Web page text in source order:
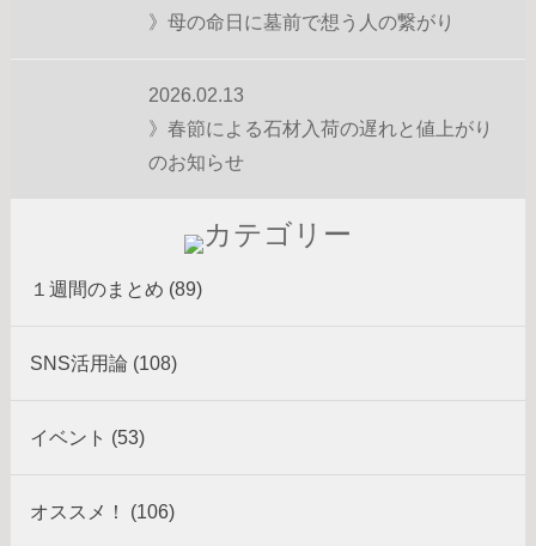
》母の命日に墓前で想う人の繋がり
2026.02.13
》春節による石材入荷の遅れと値上がり
のお知らせ
１週間のまとめ (89)
SNS活用論 (108)
イベント (53)
オススメ！ (106)